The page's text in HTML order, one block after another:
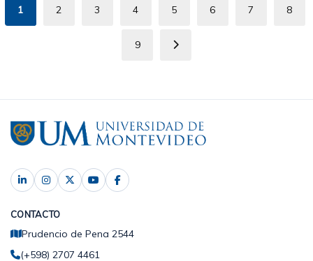
Página
1
Page
2
Page
3
Page
4
Page
5
Page
6
Page
7
Page
8
Page
9
Siguiente
CONTACTO
Prudencio de Pena 2544
(+598) 2707 4461